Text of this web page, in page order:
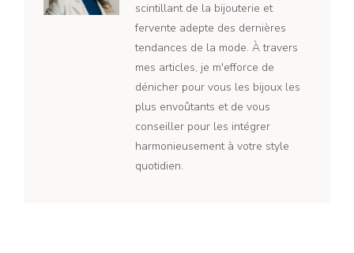
scintillant de la bijouterie et
fervente adepte des dernières
tendances de la mode. À travers
mes articles, je m'efforce de
dénicher pour vous les bijoux les
plus envoûtants et de vous
conseiller pour les intégrer
harmonieusement à votre style
quotidien.